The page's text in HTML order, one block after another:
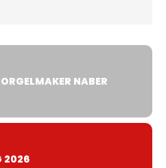
NABER
2026